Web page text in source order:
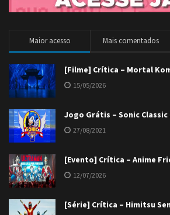
Maior acesso Mais comentados
[Filme] Crítica – Mortal
15/05/2026
Jogo Grátis – Sonic Classic
27/08/2021
[Evento] Crítica – Anime
12/07/2026
[Série] Crítica – Himitsu